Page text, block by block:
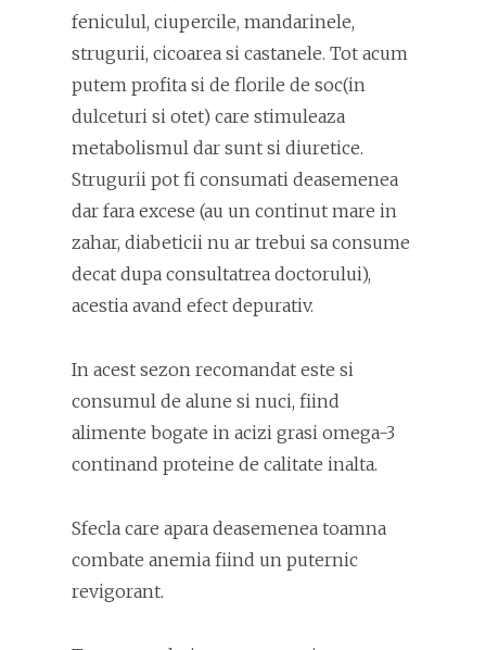
feniculul, ciupercile, mandarinele,
strugurii, cicoarea si castanele. Tot acum
putem profita si de florile de soc(in
dulceturi si otet) care stimuleaza
metabolismul dar sunt si diuretice.
Strugurii pot fi consumati deasemenea
dar fara excese (au un continut mare in
zahar, diabeticii nu ar trebui sa consume
decat dupa consultatrea doctorului),
acestia avand efect depurativ.
In acest sezon recomandat este si
consumul de alune si nuci, fiind
alimente bogate in acizi grasi omega-3
continand proteine de calitate inalta.
Sfecla care apara deasemenea toamna
combate anemia fiind un puternic
revigorant.